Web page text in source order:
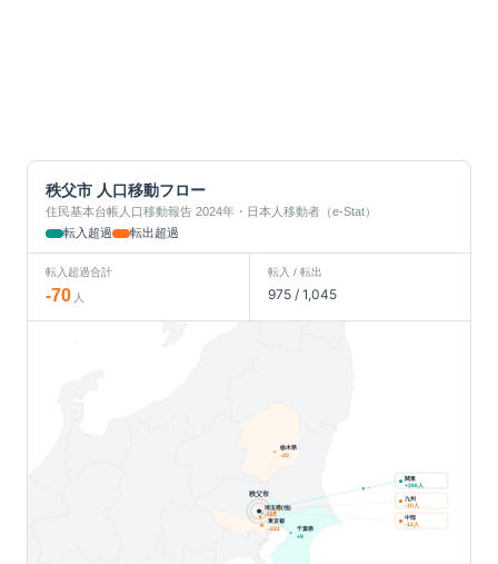
秩父市 人口移動フロー
住民基本台帳人口移動報告 2024年・日本人移動者（e-Stat）
転入超過
転出超過
転入超過合計
-70 人
転入 / 転出
975/ 1,045
千葉県
+9
栃木県
-20
埼玉県(他)
-192
東京都
-231
秩父市
関東
+386人
九州
-10人
中部
-12人